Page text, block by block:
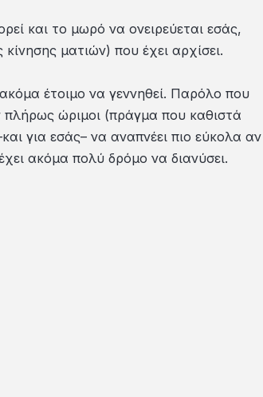
και το μωρό να ονειρεύεται εσάς,
ματιών) που έχει αρχίσει.
έτοιμο να γεννηθεί. Παρόλο που
πλήρως ώριμοι (πράγμα που καθιστά
για εσάς– να αναπνέει πιο εύκολα αν
ακόμα πολύ δρόμο να διανύσει.